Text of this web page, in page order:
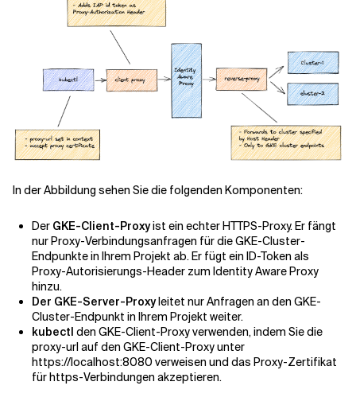
In der Abbildung sehen Sie die folgenden Komponenten:
Der GKE-Client-Proxyist ein echter HTTPS-Proxy. Er fängt
nur Proxy-Verbindungsanfragen für die GKE-Cluster-
Endpunkte in Ihrem Projekt ab. Er fügt ein ID-Token als
Proxy-Autorisierungs-Header zum Identity Aware Proxy
hinzu.
Der GKE-Server-Proxyleitet nur Anfragen an den GKE-
Cluster-Endpunkt in Ihrem Projekt weiter.
kubectl den GKE-Client-Proxy verwenden, indem Sie die
proxy-url auf den GKE-Client-Proxy unter
https://localhost:8080 verweisen und das Proxy-Zertifikat
für https-Verbindungen akzeptieren.